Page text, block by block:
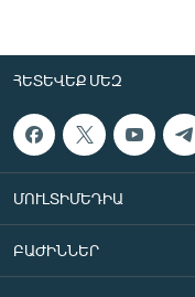
ՀԵՏԵՎԵՔ ՄԵԶ
ՄՈՒԼՏԻՄԵԴԻԱ
ԲԱԺԻՆՆԵՐ